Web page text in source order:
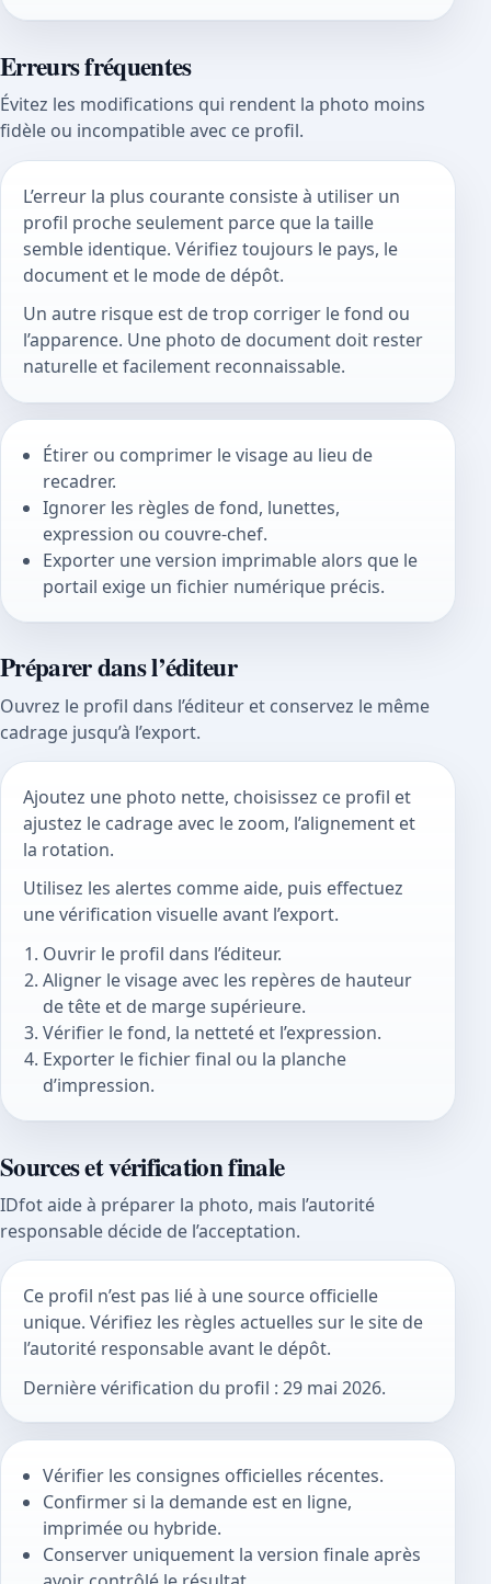
Erreurs fréquentes
Évitez les modifications qui rendent la photo moins
fidèle ou incompatible avec ce profil.
L’erreur la plus courante consiste à utiliser un
profil proche seulement parce que la taille
semble identique. Vérifiez toujours le pays, le
document et le mode de dépôt.
Un autre risque est de trop corriger le fond ou
l’apparence. Une photo de document doit rester
naturelle et facilement reconnaissable.
Étirer ou comprimer le visage au lieu de
recadrer.
Ignorer les règles de fond, lunettes,
expression ou couvre-chef.
Exporter une version imprimable alors que le
portail exige un fichier numérique précis.
Préparer dans l’éditeur
Ouvrez le profil dans l’éditeur et conservez le même
cadrage jusqu’à l’export.
Ajoutez une photo nette, choisissez ce profil et
ajustez le cadrage avec le zoom, l’alignement et
la rotation.
Utilisez les alertes comme aide, puis effectuez
une vérification visuelle avant l’export.
Ouvrir le profil dans l’éditeur.
Aligner le visage avec les repères de hauteur
de tête et de marge supérieure.
Vérifier le fond, la netteté et l’expression.
Exporter le fichier final ou la planche
d’impression.
Sources et vérification finale
IDfot aide à préparer la photo, mais l’autorité
responsable décide de l’acceptation.
Ce profil n’est pas lié à une source officielle
unique. Vérifiez les règles actuelles sur le site de
l’autorité responsable avant le dépôt.
Dernière vérification du profil : 29 mai 2026.
Vérifier les consignes officielles récentes.
Confirmer si la demande est en ligne,
imprimée ou hybride.
Conserver uniquement la version finale après